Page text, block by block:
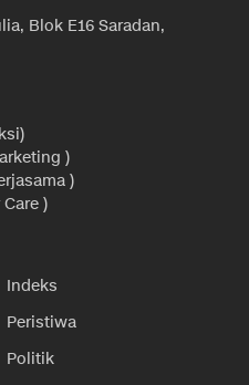
Blok E16 Saradan,
)
)
)
Indeks
Peristiwa
Politik